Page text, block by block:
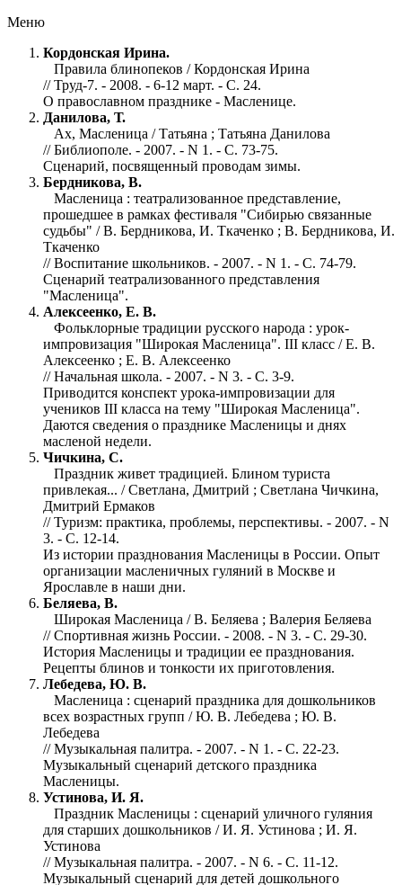
Меню
Кордонская Ирина.
Правила блинопеков / Кордонская Ирина
// Труд-7. - 2008. - 6-12 март. - С. 24.
О православном празднике - Масленице.
Данилова, Т.
Ах, Масленица / Татьяна ; Татьяна Данилова
// Библиополе. - 2007. - N 1. - С. 73-75.
Сценарий, посвященный проводам зимы.
Бердникова, В.
Масленица : театрализованное представление,
прошедшее в рамках фестиваля "Сибирью связанные
судьбы" / В. Бердникова, И. Ткаченко ; В. Бердникова, И.
Ткаченко
// Воспитание школьников. - 2007. - N 1. - С. 74-79.
Сценарий театрализованного представления
"Масленица".
Алексеенко, Е. В.
Фольклорные традиции русского народа : урок-
импровизация "Широкая Масленица". III класс / Е. В.
Алексеенко ; Е. В. Алексеенко
// Начальная школа. - 2007. - N 3. - С. 3-9.
Приводится конспект урока-импровизации для
учеников III класса на тему "Широкая Масленица".
Даются сведения о празднике Масленицы и днях
масленой недели.
Чичкина, С.
Праздник живет традицией. Блином туриста
привлекая... / Светлана, Дмитрий ; Светлана Чичкина,
Дмитрий Ермаков
// Туризм: практика, проблемы, перспективы. - 2007. - N
3. - С. 12-14.
Из истории празднования Масленицы в России. Опыт
организации масленичных гуляний в Москве и
Ярославле в наши дни.
Беляева, В.
Широкая Масленица / В. Беляева ; Валерия Беляева
// Спортивная жизнь России. - 2008. - N 3. - С. 29-30.
История Масленицы и традиции ее празднования.
Рецепты блинов и тонкости их приготовления.
Лебедева, Ю. В.
Масленица : сценарий праздника для дошкольников
всех возрастных групп / Ю. В. Лебедева ; Ю. В.
Лебедева
// Музыкальная палитра. - 2007. - N 1. - С. 22-23.
Музыкальный сценарий детского праздника
Масленицы.
Устинова, И. Я.
Праздник Масленицы : сценарий уличного гуляния
для старших дошкольников / И. Я. Устинова ; И. Я.
Устинова
// Музыкальная палитра. - 2007. - N 6. - С. 11-12.
Музыкальный сценарий для детей дошкольного